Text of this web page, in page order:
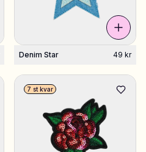
Denim Star 49 kr
7 st kvar